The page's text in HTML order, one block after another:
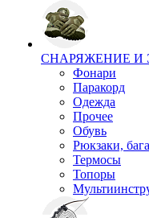
СНАРЯЖЕНИЕ И
Фонари
Паракорд
Одежда
Прочее
Обувь
Рюкзаки,
Термосы
Топоры